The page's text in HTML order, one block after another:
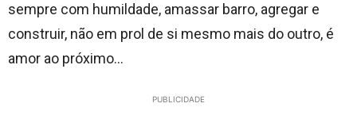
sempre com humildade, amassar barro, agregar e
construir, não em prol de si mesmo mais do outro, é
amor ao próximo…
PUBLICIDADE